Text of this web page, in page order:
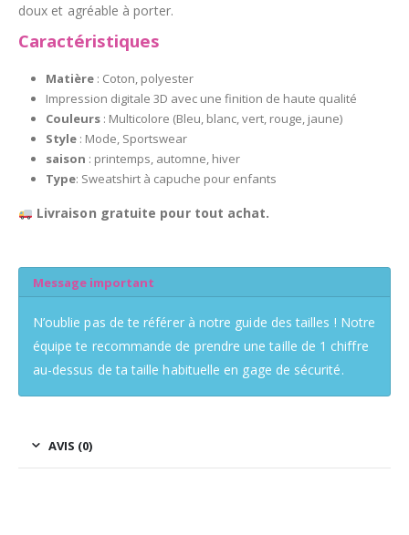
doux et agréable à porter.
Caractéristiques
Matière: Coton, polyester
Impression digitale 3D avec une finition de haute qualité
Couleurs: Multicolore (Bleu, blanc, vert, rouge, jaune)
Style: Mode, Sportswear
saison : printemps, automne, hiver
Type: Sweatshirt à capuche pour enfants
Livraison gratuite pour tout achat.
Message important
N’oublie pas de te référer à notre guide des tailles ! Notre
équipe te recommande de prendre une taille de 1 chiffre
au-dessus de ta taille habituelle en gage de sécurité.
AVIS (0)